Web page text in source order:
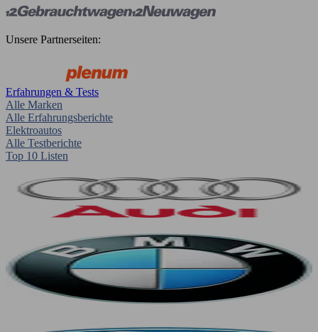
Unsere Partnerseiten:
Erfahrungen & Tests
Alle Marken
Alle Erfahrungsberichte
Elektroautos
Alle Testberichte
Top 10 Listen